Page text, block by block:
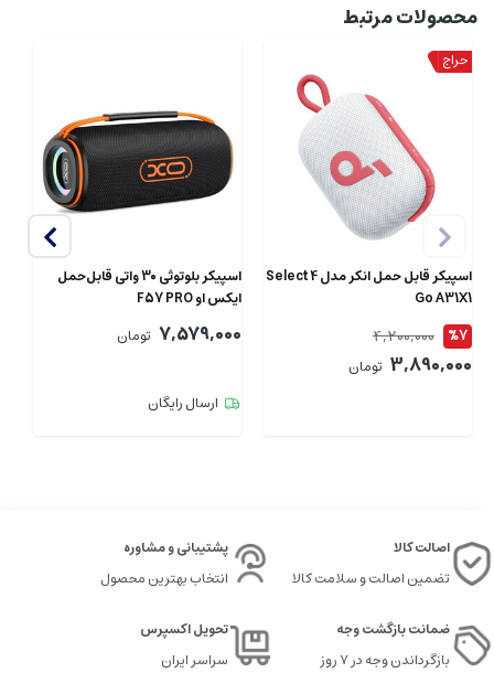
محصولات مرتبط
اسپیکر قابل حمل انکر مدل Select 4
Go A31X1
%7
4,200,000
3,890,000 تومان
اسپیکر بلوتوثی 30 واتی قابل‌حمل
ایکس او F57 PRO
7,579,000 تومان
ارسال رایگان
اصالت کالا
تضمین اصالت و سلامت کالا
پشتیبانی و مشاوره
انتخاب بهترین محصول
ضمانت بازگشت وجه
بازگرداندن وجه در ۷ روز
تحویل اکسپرس
سراسر ایران